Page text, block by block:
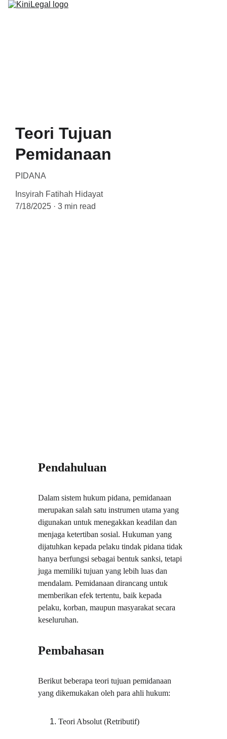
Teori Tujuan
Pemidanaan
PIDANA
Insyirah Fatihah Hidayat
7/18/2025
3 min read
Pendahuluan
Dalam sistem hukum pidana, pemidanaan
merupakan salah satu instrumen utama yang
digunakan untuk menegakkan keadilan dan
menjaga ketertiban sosial. Hukuman yang
dijatuhkan kepada pelaku tindak pidana tidak
hanya berfungsi sebagai bentuk sanksi, tetapi
juga memiliki tujuan yang lebih luas dan
mendalam. Pemidanaan dirancang untuk
memberikan efek tertentu, baik kepada
pelaku, korban, maupun masyarakat secara
keseluruhan.
Pembahasan
Berikut beberapa teori tujuan pemidanaan
yang dikemukakan oleh para ahli hukum:
Teori Absolut (Retributif)